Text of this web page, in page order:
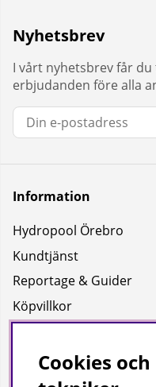
Nyhetsbrev
I vårt nyhetsbrev får
erbjudanden före alla
Information
Hydropool Örebro
Kundtjänst
Reportage & Guider
Köpvillkor
Uppgifter för leverans
Cookies